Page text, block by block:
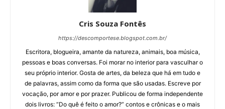
Cris Souza Fontês
https://descomportese.blogspot.com.br/
Escritora, blogueira, amante da natureza, animais, boa música,
pessoas e boas conversas. Foi morar no interior para vasculhar o
seu próprio interior. Gosta de artes, da beleza que há em tudo e
de palavras, assim como da forma que são usadas. Escreve por
vocação, por amor e por prazer. Publicou de forma independente
dois livros: “Do quê é feito o amor?” contos e crônicas e o mais